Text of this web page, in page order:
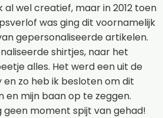
al wel creatief, maar in 2012 toen
was ging dit voornamelijk
gepersonaliseerde artikelen.
shirtjes, naar het
alles. Het werd een uit de
zo heb ik besloten om dit
en mijn baan op te zeggen.
geen moment spijt van gehad!